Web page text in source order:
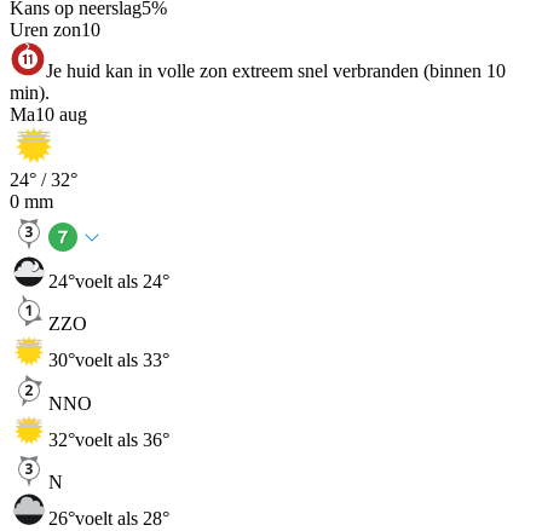
Kans op neerslag5%
Uren zon10
Je huid kan in volle zon extreem snel verbranden (binnen 10
min).
Ma10 aug
24° /32°
0 mm
24°voelt als 24°
ZZO
30°voelt als 33°
NNO
32°voelt als 36°
N
26°voelt als 28°